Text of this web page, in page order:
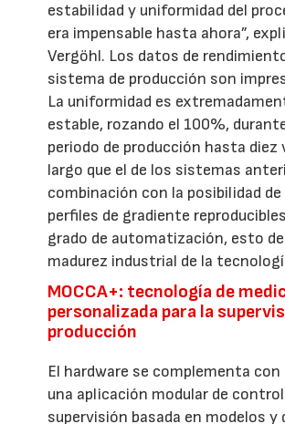
estabilidad y uniformidad del
era impensable hasta ahora”,
Vergöhl. Los datos de
sistema de producción son
La uniformidad es
estable, rozando el 100%,
periodo de producción hasta diez
largo que el de los sistemas
combinación con la posibilidad
perfiles de gradiente
grado de automatización, esto
madurez industrial de la
MOCCA+: tecnología de
personalizada para la
producción
El hardware se complementa con
una aplicación modular de
supervisión basada en modelos y